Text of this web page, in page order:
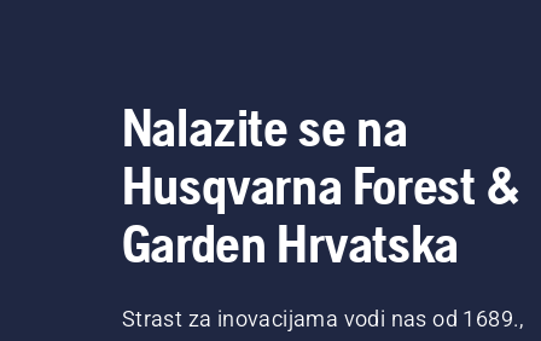
Nalazite se na
Husqvarna Forest &
Garden Hrvatska
Strast za inovacijama vodi nas od 1689.,